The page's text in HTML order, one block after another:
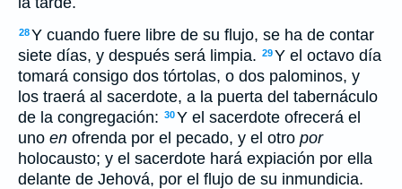
28Y cuando fuere libre de su flujo, se ha de contar
siete días, y después será limpia. 29Y el octavo día
tomará consigo dos tórtolas, o dos palominos, y
los traerá al sacerdote, a la puerta del tabernáculo
de la congregación: 30Y el sacerdote ofrecerá el
uno en ofrenda por el pecado, y el otro por
holocausto; y el sacerdote hará expiación por ella
delante de Jehová, por el flujo de su inmundicia.